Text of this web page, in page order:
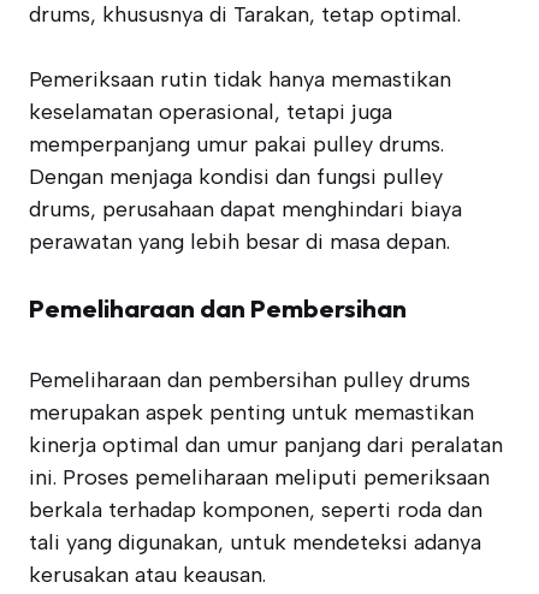
drums, khususnya di Tarakan, tetap optimal.
Pemeriksaan rutin tidak hanya memastikan
keselamatan operasional, tetapi juga
memperpanjang umur pakai pulley drums.
Dengan menjaga kondisi dan fungsi pulley
drums, perusahaan dapat menghindari biaya
perawatan yang lebih besar di masa depan.
Pemeliharaan dan Pembersihan
Pemeliharaan dan pembersihan pulley drums
merupakan aspek penting untuk memastikan
kinerja optimal dan umur panjang dari peralatan
ini. Proses pemeliharaan meliputi pemeriksaan
berkala terhadap komponen, seperti roda dan
tali yang digunakan, untuk mendeteksi adanya
kerusakan atau keausan.